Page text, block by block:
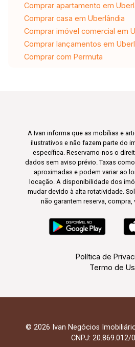
Comprar apartamento em
Comprar casa em Uberlândia
Comprar imóvel comercial em
Comprar lançamentos em
Comprar com Permuta
A Ivan informa que as mobílias e
ilustrativos e não fazem parte do
específica. Reservamo-nos o
dados sem aviso prévio. Taxas
aproximadas e podem variar ao
locação. A disponibilidade dos
mudar devido à alta rotatividade.
não garantem reserva, compra,
Política de
Termo de
© 2026 Ivan Negócios
CNPJ: 20.869.012/